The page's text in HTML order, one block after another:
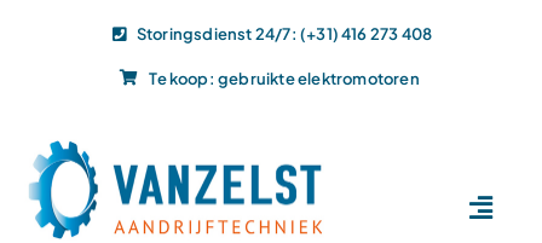
Storingsdienst 24/7: (+31) 416 273 408
Te koop: gebruikte elektromotoren